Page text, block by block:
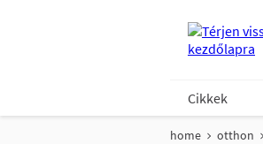
Cikkek
home otthon